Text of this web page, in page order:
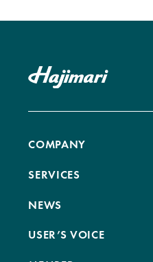
COMPANY
SERVICES
NEWS
USER’S VOICE